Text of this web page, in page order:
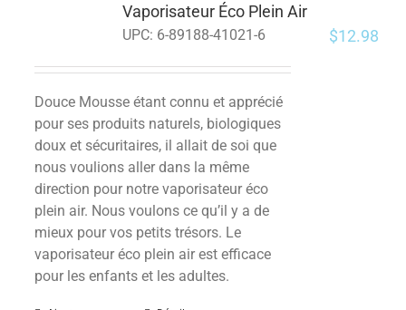
Vaporisateur Éco Plein Air
UPC: 6-89188-41021-6 $12.98
Douce Mousse étant connu et apprécié
pour ses produits naturels, biologiques
doux et sécuritaires, il allait de soi que
nous voulions aller dans la même
direction pour notre vaporisateur éco
plein air. Nous voulons ce qu’il y a de
mieux pour vos petits trésors. Le
vaporisateur éco plein air est efficace
pour les enfants et les adultes.